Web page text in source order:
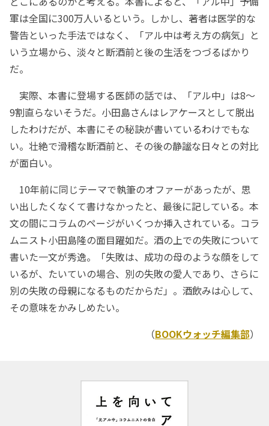
軍は全国に300万人いるという。しかし、著者は医学的な
警告といった手法ではなく、「アル中は考え方の病気」と
いう立場から、淡々と断酒前と後の生活をつづるばかり
だ。
実際、本書に登場する医師の話では、「アル中」は8～
9割直らないそうだ。小田島さんはレアケースとして脱出
したわけだが、本書にその秘訣が書いているわけでもな
い。壮絶で滑稽な断酒前と、その後の静謐な日々との対比
が面白い。
10年前に同じテーマで執筆のオファーがあったが、思
い出したくなくて書けなかったと、最後に記している。本
文の間にコラムのページがいくつか挿入されている。コラ
ムニスト小田島隆の面目躍如だ。酒の上での失敗について
書いた一文が秀逸。「失敗は、成功の母のような顔をして
いるが、たいていの場合、別の失敗の愛人であり、さらに
別の失敗の母親になるものだからだ」。酒飲みは心して、
その意味をかみしめたい。
（BOOKウォッチ編集部）